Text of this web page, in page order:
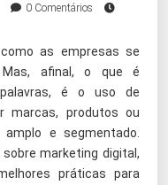
0 Comentários
as empresas se
afinal, o que é
é o uso de
marcas, produtos ou
e segmentado.
marketing digital,
práticas para